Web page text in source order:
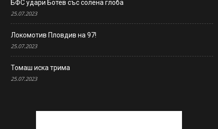
БФС удари Ботев със солена глоба
25.07.2023
Локомотив Пловдив на 97!
25.07.2023
Томаш иска трима
25.07.2023